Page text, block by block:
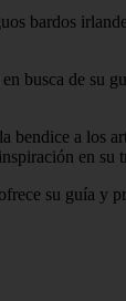
bardos
busca de su
a los
en su
su guía y